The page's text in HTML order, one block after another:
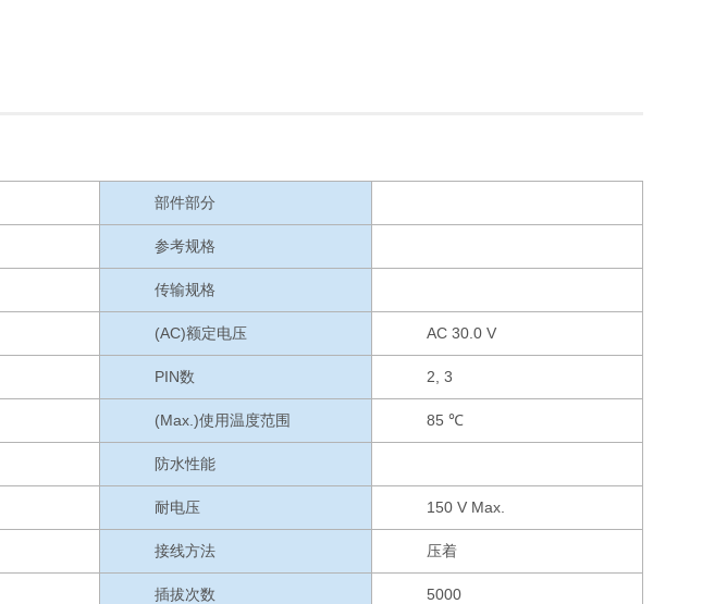
部件部分
参考规格
传输规格
(AC)额定电压 AC 30.0 V
PIN数 2, 3
(Max.)使用温度范围 85 ℃
防水性能
耐电压 150 V Max.
接线方法 压着
插拔次数 5000